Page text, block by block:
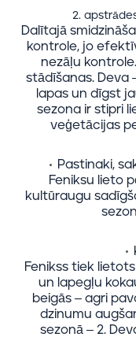
2.
Dalītajā
kontrole, jo
nezāļu
stādīšanas. Deva
lapas un dīgst
sezona ir stipri
veģetācijas
Pastinaki,
Feniksu lieto
kultūraugu
Fenikss tiek
un lapegļu
beigās – agri
dzinumu
sezonā – 2.